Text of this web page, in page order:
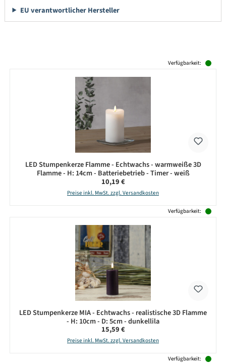
EU verantwortlicher Hersteller
Verfügbarkeit:
LED Stumpenkerze Flamme - Echtwachs - warmweiße 3D
Flamme - H: 14cm - Batteriebetrieb - Timer - weiß
Regulärer Preis:
10,19 €
Preise inkl. MwSt. zzgl. Versandkosten
Verfügbarkeit:
LED Stumpenkerze MIA - Echtwachs - realistische 3D Flamme
- H: 10cm - D: 5cm - dunkellila
Regulärer Preis:
15,59 €
Preise inkl. MwSt. zzgl. Versandkosten
Verfügbarkeit: